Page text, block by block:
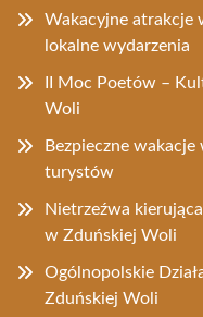
Wakacyjne atrakcje
lokalne wydarzenia
II Moc Poetów –
Woli
Bezpieczne
turystów
Nietrzeźwa
w Zduńskiej Woli
Ogólnopolskie
Zduńskiej Woli